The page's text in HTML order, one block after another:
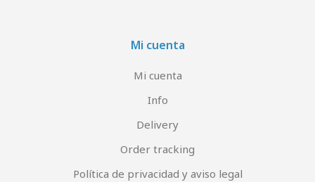
Mi cuenta
Mi cuenta
Info
Delivery
Order tracking
Política de privacidad y aviso legal